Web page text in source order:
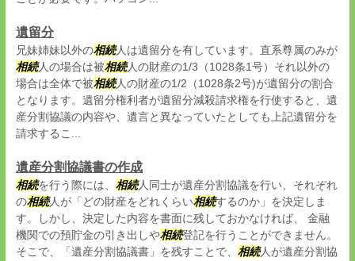
遺留分
兄妹姉妹以外の相続人は遺留分を有しています。直系尊属のみが
相続人の場合は被相続人の財産の1/3（1028条1号）それ以外の
場合は全体で被相続人の財産の1/2（1028条2号)が遺留分の割合
となります。遺留分権利者が遺留分減殺請求権を行使すると、遺
産分割協議の内容や、遺言と異なっていたとしても上記遺留分を
請求するこ...
遺産分割協議書の作成
相続を行う際には、 相続人同士が遺産分割協議を行い、それぞれ
の相続人が「どの財産をどれくらい相続するのか」を決定しま
す。しかし、決定した内容を書面に残しておかなければ、 金融
機関での預貯金の引き出しや相続登記を行うことができません。
そこで、「遺産分割協議書」を残すことで、 相続人が遺産分割協